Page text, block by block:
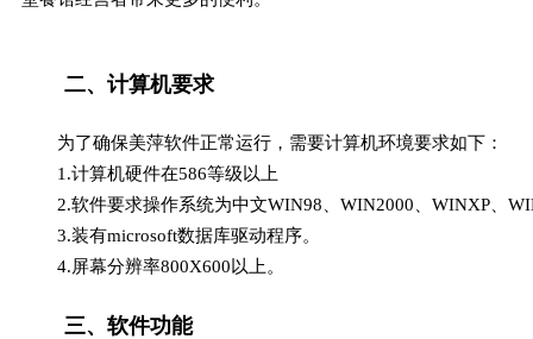
二、计算机要求
为了确保美萍软件正常运行，需要计算机环境要求如下：
1.计算机硬件在586等级以上
2.软件要求操作系统为中文WIN98、WIN2000、WINXP、
3.装有microsoft数据库驱动程序。
4.屏幕分辨率800X600以上。
三、软件功能